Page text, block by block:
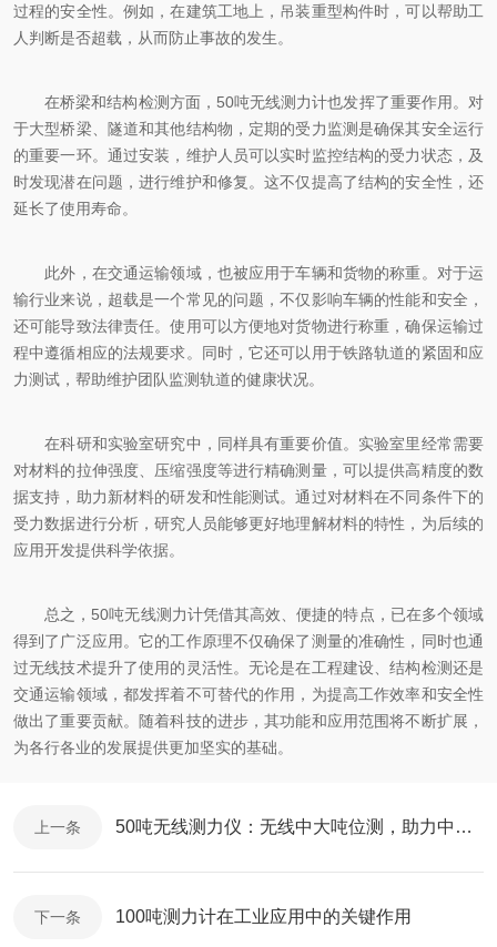
过程的安全性。例如，在建筑工地上，吊装重型构件时，可以帮助工
人判断是否超载，从而防止事故的发生。
在桥梁和结构检测方面，50吨无线测力计也发挥了重要作用。对
于大型桥梁、隧道和其他结构物，定期的受力监测是确保其安全运行
的重要一环。通过安装，维护人员可以实时监控结构的受力状态，及
时发现潜在问题，进行维护和修复。这不仅提高了结构的安全性，还
延长了使用寿命。
此外，在交通运输领域，也被应用于车辆和货物的称重。对于运
输行业来说，超载是一个常见的问题，不仅影响车辆的性能和安全，
还可能导致法律责任。使用可以方便地对货物进行称重，确保运输过
程中遵循相应的法规要求。同时，它还可以用于铁路轨道的紧固和应
力测试，帮助维护团队监测轨道的健康状况。
在科研和实验室研究中，同样具有重要价值。实验室里经常需要
对材料的拉伸强度、压缩强度等进行精确测量，可以提供高精度的数
据支持，助力新材料的研发和性能测试。通过对材料在不同条件下的
受力数据进行分析，研究人员能够更好地理解材料的特性，为后续的
应用开发提供科学依据。
总之，50吨无线测力计凭借其高效、便捷的特点，已在多个领域
得到了广泛应用。它的工作原理不仅确保了测量的准确性，同时也通
过无线技术提升了使用的灵活性。无论是在工程建设、结构检测还是
交通运输领域，都发挥着不可替代的作用，为提高工作效率和安全性
做出了重要贡献。随着科技的进步，其功能和应用范围将不断扩展，
为各行各业的发展提供更加坚实的基础。
上一条 50吨无线测力仪：无线中大吨位测，助力中型作业提效
下一条 100吨测力计在工业应用中的关键作用